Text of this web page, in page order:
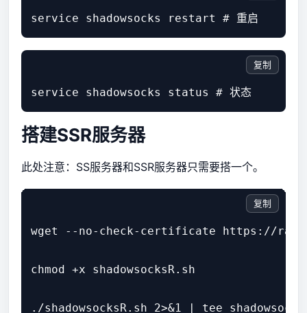
复制
搭建SSR服务器
此处注意：SS服务器和SSR服务器只需要搭一个。
wget --no-check-certificate https://
chmod +x shadowsocksR.sh
复制